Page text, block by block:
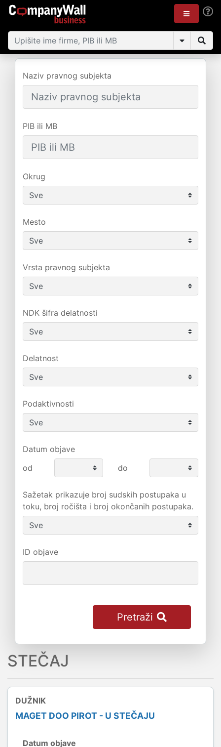
Naziv pravnog subjekta
PIB ili MB
Okrug
Mesto
Vrsta pravnog subjekta
NDK šifra delatnosti
Delatnost
Podaktivnosti
Datum objave
od
do
Sažetak prikazuje broj sudskih postupaka u
toku, broj ročišta i broj okončanih postupaka.
ID objave
Pretraži
STEČAJ
DUŽNIK
MAGET DOO PIROT - U STEČAJU
Datum objave